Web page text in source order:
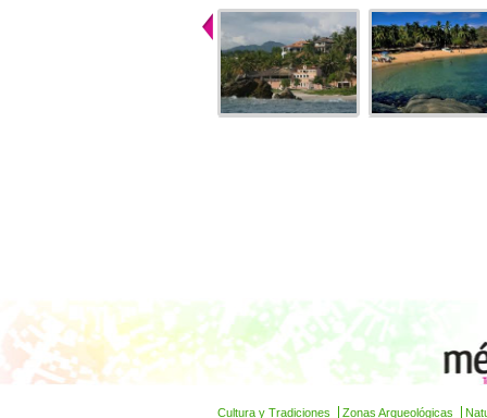
Cultura y Tradiciones Zonas Arqueológicas